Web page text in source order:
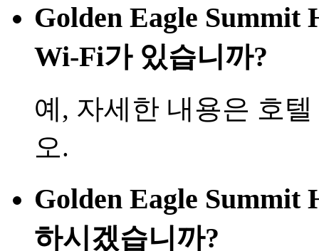
Golden Eagle Summit
Wi-Fi가 있습니까?
예, 자세한 내용은 호
오.
Golden Eagle Summit
하시겠습니까?